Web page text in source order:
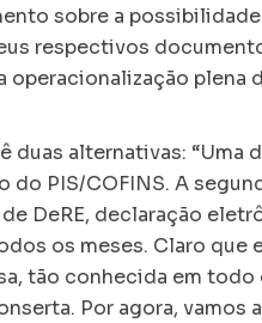
sobre a
respectivos
operacionalização
duas alternativas: “Uma
do PIS/COFINS. A
DeRE, declaração
os meses. Claro que
tão conhecida em
Por agora, vamos